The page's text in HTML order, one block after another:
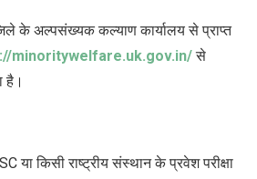
के अल्पसंख्यक कल्याण कार्यालय से प्राप्त
minoritywelfare.uk.gov.in/से
है।
या किसी राष्ट्रीय संस्थान के प्रवेश परीक्षा